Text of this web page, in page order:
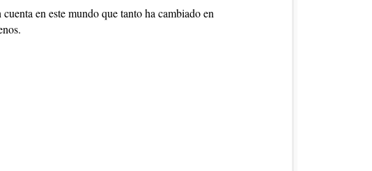
en este mundo que tanto ha cambiado en